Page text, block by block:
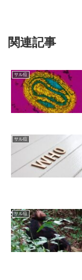
関連記事
サル痘
サル痘
サル痘